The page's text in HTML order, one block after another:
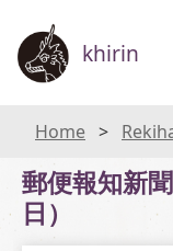
khirin
Home Rekihaku
郵便報知新
日）